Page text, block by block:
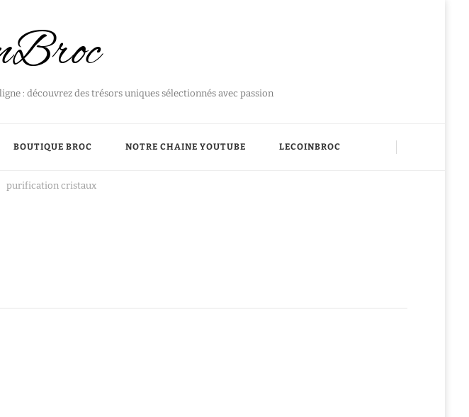
: découvrez des trésors uniques sélectionnés avec passion
BOUTIQUE BROC NOTRE CHAINE YOUTUBE LECOINBROC
purification cristaux